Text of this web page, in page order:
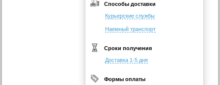
Способы доставки
Курьерские службы
Наемный транспорт
Сроки получения
Доставка 1-5 дня
Формы оплаты